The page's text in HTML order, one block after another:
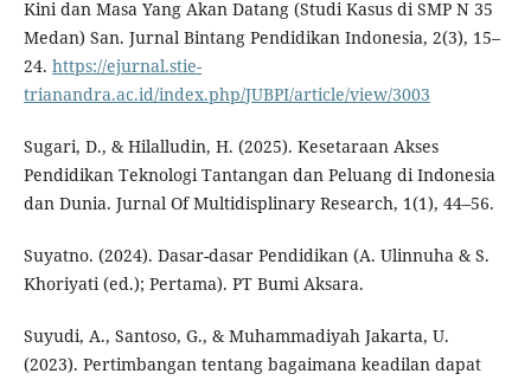
Kini dan Masa Yang Akan Datang (Studi Kasus di SMP N 35
Medan) San. Jurnal Bintang Pendidikan Indonesia, 2(3), 15–
24. https://ejurnal.stie-
trianandra.ac.id/index.php/JUBPI/article/view/3003
Sugari, D., & Hilalludin, H. (2025). Kesetaraan Akses
Pendidikan Teknologi Tantangan dan Peluang di Indonesia
dan Dunia. Jurnal Of Multidisplinary Research, 1(1), 44–56.
Suyatno. (2024). Dasar-dasar Pendidikan (A. Ulinnuha & S.
Khoriyati (ed.); Pertama). PT Bumi Aksara.
Suyudi, A., Santoso, G., & Muhammadiyah Jakarta, U.
(2023). Pertimbangan tentang bagaimana keadilan dapat